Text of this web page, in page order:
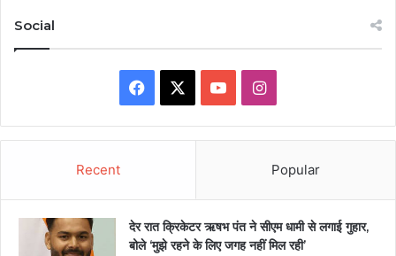
Social
Facebook YouTubeInstagram
Recent Popular
देर रात क्रिकेटर ऋषभ पंत ने सीएम धामी से लगाई गुहार,
बोले ‘मुझे रहने के लिए जगह नहीं मिल रही’